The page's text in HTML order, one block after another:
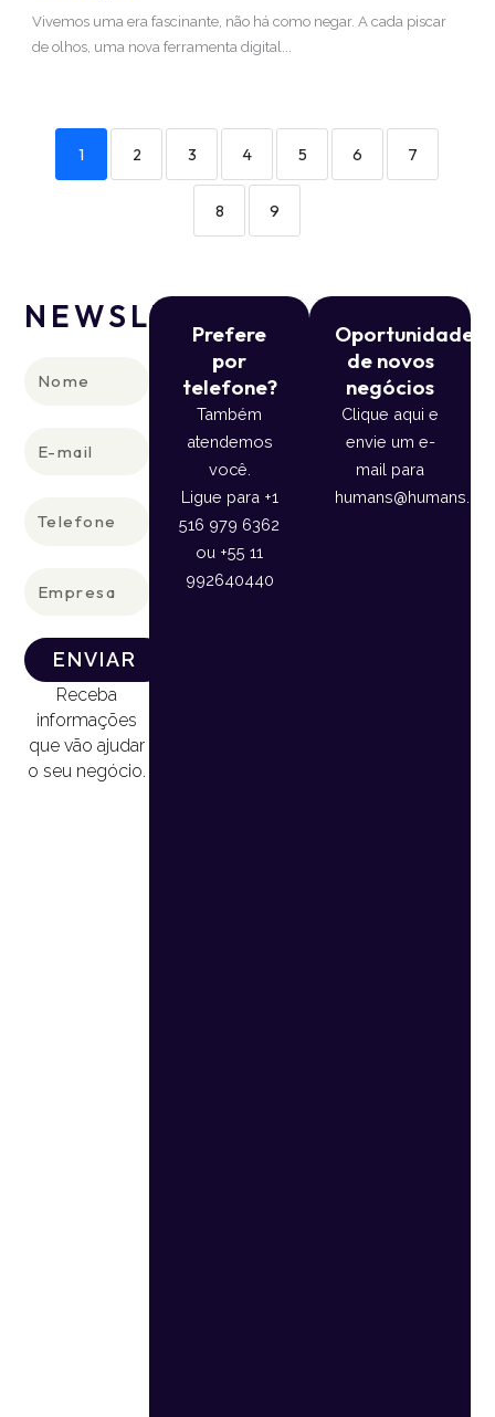
Vivemos uma era fascinante, não há como negar. A cada piscar
de olhos, uma nova ferramenta digital...
1 2 3 4 5 6 7
8 9
NEWSLETTER
ENVIAR
Receba
informações
que vão ajudar
o seu negócio.
Prefere
por
telefone?
Também
atendemos
você.
Ligue para +1
516 979 6362
ou +55 11
992640440
Oportunidade
de novos
negócios
Clique aqui e
envie um e-
mail para